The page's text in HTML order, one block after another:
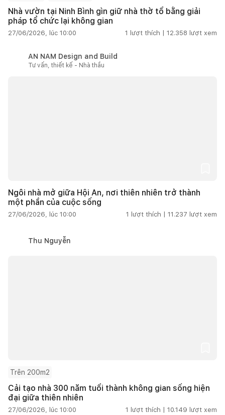
Nhà vườn tại Ninh Bình gìn giữ nhà thờ tổ bằng giải
pháp tổ chức lại không gian
27/06/2026, lúc 10:00 1 lượt thích | 12.358 lượt xem
AN NAM Design and Build
Tư vấn, thiết kế - Nhà thầu
Ngôi nhà mở giữa Hội An, nơi thiên nhiên trở thành
một phần của cuộc sống
27/06/2026, lúc 10:00 1 lượt thích | 11.237 lượt xem
Thu Nguyễn
Trên 200m2
Cải tạo nhà 300 năm tuổi thành không gian sống hiện
đại giữa thiên nhiên
27/06/2026, lúc 10:00 1 lượt thích | 10.149 lượt xem